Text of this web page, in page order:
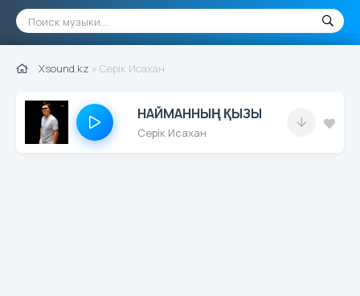
Xsound.kz » Серік Исахан
НАЙМАННЫҢ ҚЫЗЫ
Серік Исахан